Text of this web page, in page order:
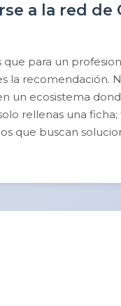
a la red de
que para un
la recomendación.
un ecosistema
rellenas una
que buscan